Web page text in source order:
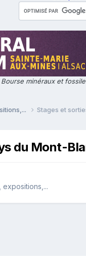
Bourse minéraux et
Stages et
du Mont-